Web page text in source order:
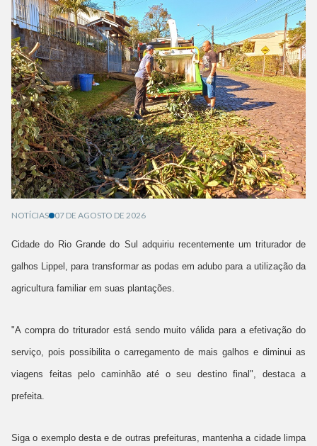
NOTÍCIAS 07 DE AGOSTO DE 2026
Cidade do Rio Grande do Sul adquiriu recentemente um triturador de
galhos Lippel, para transformar as podas em adubo para a utilização da
agricultura familiar em suas plantações.
"A compra do triturador está sendo muito válida para a efetivação do
serviço, pois possibilita o carregamento de mais galhos e diminui as
viagens feitas pelo caminhão até o seu destino final", destaca a
prefeita.
Siga o exemplo desta e de outras prefeituras, mantenha a cidade limpa